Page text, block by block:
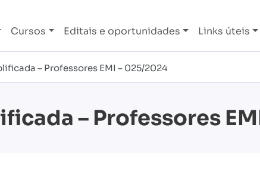
Cursos Editais e oportunidades Links úteis
– Professores EMI – 025/2024
– Professores